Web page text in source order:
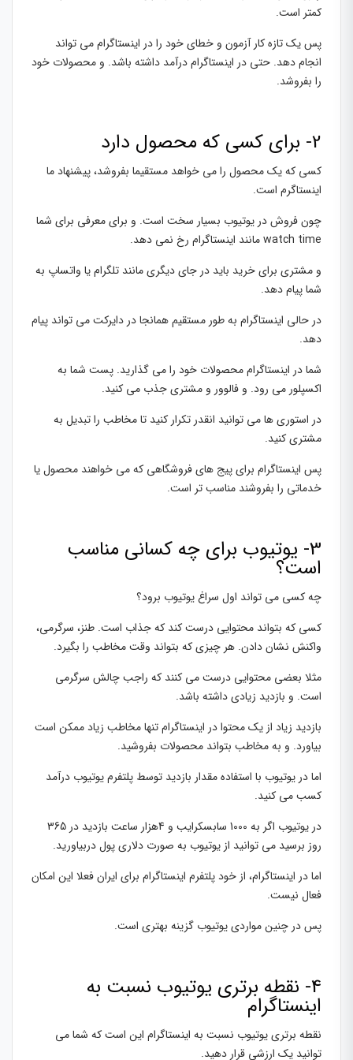
کمتر است.
پس یک تازه کار آزمون و خطای خود را در اینستاگرام می تواند
انجام دهد. حتی در اینستاگرام درآمد داشته باشد. و محصولات خود
را بفروشد.
2- برای کسی که محصول دارد
کسی که یک محصول را می خواهد مستقیما بفروشد، پیشنهاد ما
اینستاگرم است.
چون فروش در یوتیوب بسیار سخت است. و برای معرفی برای شما
watch time مانند اینستاگرام رخ نمی دهد.
و مشتری برای خرید باید در جای دیگری مانند تلگرام یا واتساپ به
شما پیام دهد.
در حالی اینستاگرام به طور مستقیم همانجا در دایرکت می تواند پیام
دهد.
شما در اینستاگرام محصولات خود را می گذارید. پست شما به
اکسپلور می رود. و فالوور و مشتری جذب می کنید.
در استوری ها می توانید انقدر تکرار کنید تا مخاطب را تبدیل به
مشتری کنید.
پس اینستاگرام برای پیج های فروشگاهی که می خواهند محصول یا
خدماتی را بفروشند مناسب تر است.
3- یوتیوب برای چه کسانی مناسب
است؟
چه کسی می تواند اول سراغ یوتیوب برود؟
کسی که بتواند محتوایی درست کند که جذاب است. طنز، سرگرمی،
واکنش نشان دادن. هر چیزی که بتواند وقت مخاطب را بگیرد.
مثلا بعضی محتوایی درست می کنند که راجب چالش سرگرمی
است. و بازدید زیادی داشته باشد.
بازدید زیاد از یک محتوا در اینستاگرام تنها مخاطب زیاد ممکن است
بیاورد. و به مخاطب بتواند محصولات بفروشید.
اما در یوتیوب با استفاده مقدار بازدید توسط پلتفرم یوتیوب درآمد
کسب می کنید.
در یوتیوب اگر به 1000 سابسکرایب و 4هزار ساعت بازدید در 365
روز برسید می توانید از یوتیوب به صورت دلاری پول دربیاورید.
اما در اینستاگرام، از خود پلتفرم اینستاگرام برای ایران فعلا این امکان
فعال نیست.
پس در چنین مواردی یوتیوب گزینه بهتری است.
4- نقطه برتری یوتیوب نسبت به
اینستاگرام
نقطه برتری یوتیوب نسبت به اینستاگرام این است که شما می
توانید یک ارزشی قرار دهید.